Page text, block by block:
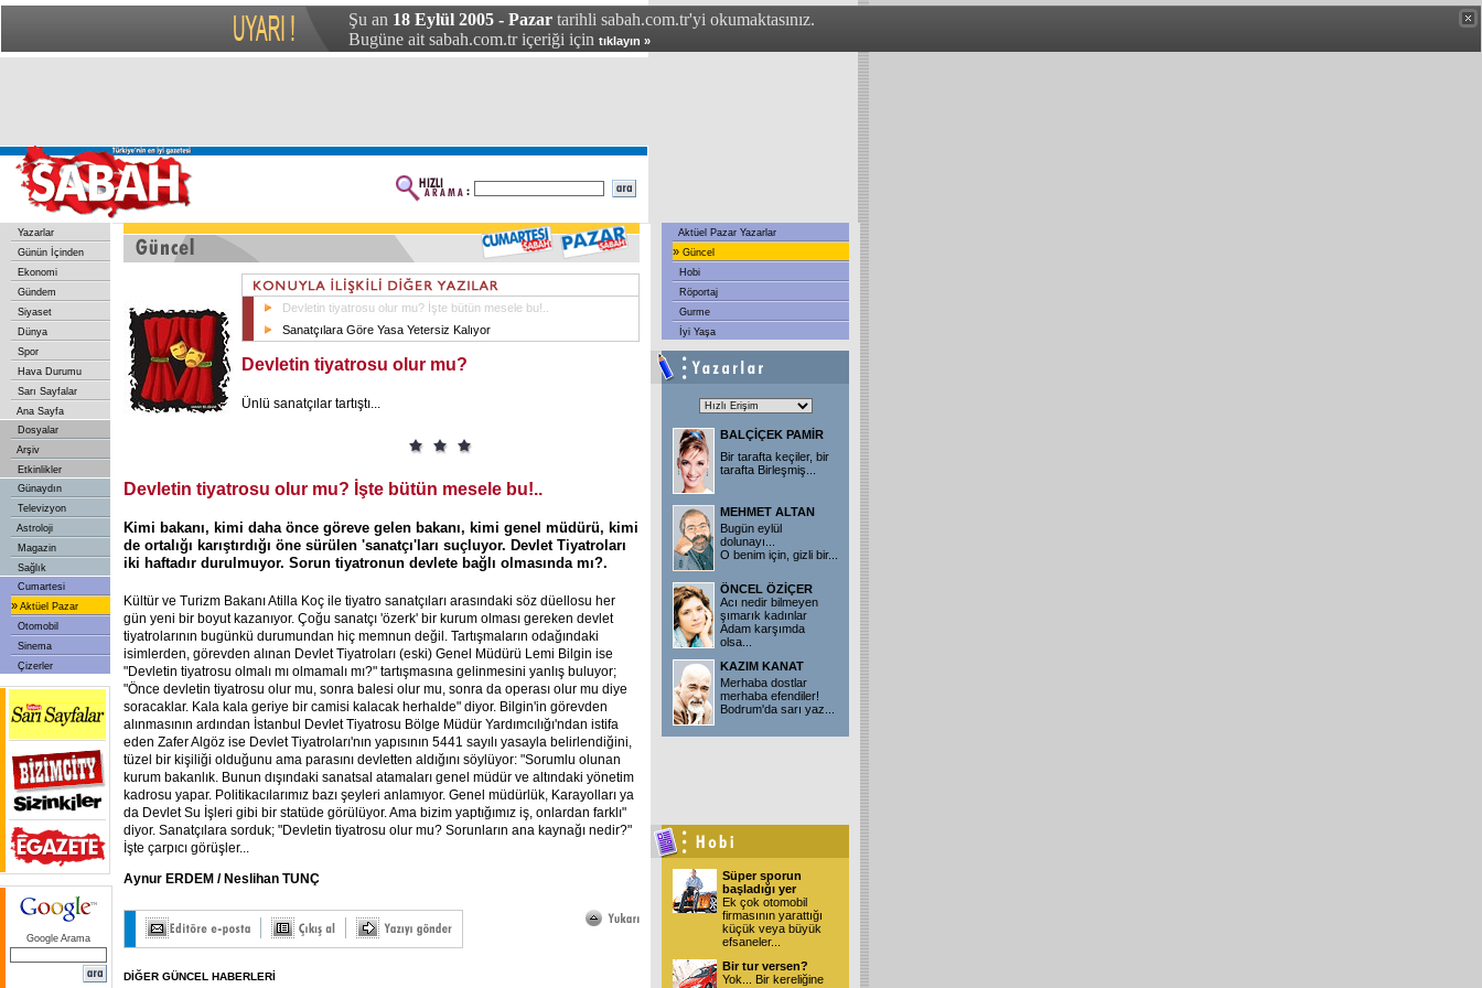
Şu an 18 Eylül 2005 - Pazar tarihli sabah.com.tr'yi okumaktasınız.
Bugüne ait sabah.com.tr içeriği için tıklayın »
Yazarlar
Günün İçinden
Ekonomi
Gündem
Siyaset
Dünya
Spor
Hava Durumu
Sarı Sayfalar
Ana Sayfa
Dosyalar
Arşiv
Etkinlikler
Günaydın
Televizyon
Astroloji
Magazin
Sağlık
Cumartesi
» Aktüel Pazar
Otomobil
Sinema
Çizerler
Google Arama
Devletin tiyatrosu olur mu? İşte bütün mesele bu!..
Sanatçılara Göre Yasa Yetersiz Kalıyor
Devletin tiyatrosu olur mu?
Ünlü sanatçılar tartıştı...
Devletin tiyatrosu olur mu? İşte bütün mesele bu!..
Kimi bakanı, kimi daha önce göreve gelen bakanı, kimi genel müdürü, kimi
de ortalığı karıştırdığı öne sürülen 'sanatçı'ları suçluyor. Devlet Tiyatroları
iki haftadır durulmuyor. Sorun tiyatronun devlete bağlı olmasında mı?.
Kültür ve Turizm Bakanı Atilla Koç ile tiyatro sanatçıları arasındaki söz düellosu her
gün yeni bir boyut kazanıyor. Çoğu sanatçı 'özerk' bir kurum olması gereken devlet
tiyatrolarının bugünkü durumundan hiç memnun değil. Tartışmaların odağındaki
isimlerden, görevden alınan Devlet Tiyatroları (eski) Genel Müdürü Lemi Bilgin ise
"Devletin tiyatrosu olmalı mı olmamalı mı?" tartışmasına gelinmesini yanlış buluyor;
"Önce devletin tiyatrosu olur mu, sonra balesi olur mu, sonra da operası olur mu diye
soracaklar. Kala kala geriye bir camisi kalacak herhalde" diyor. Bilgin'in görevden
alınmasının ardından İstanbul Devlet Tiyatrosu Bölge Müdür Yardımcılığı'ndan istifa
eden Zafer Algöz ise Devlet Tiyatroları'nın yapısının 5441 sayılı yasayla belirlendiğini,
tüzel bir kişiliği olduğunu ama parasını devletten aldığını söylüyor: "Sorumlu olunan
kurum bakanlık. Bunun dışındaki sanatsal atamaları genel müdür ve altındaki yönetim
kadrosu yapar. Politikacılarımız bazı şeyleri anlamıyor. Genel müdürlük, Karayolları ya
da Devlet Su İşleri gibi bir statüde görülüyor. Ama bizim yaptığımız iş, onlardan farklı"
diyor. Sanatçılara sorduk; "Devletin tiyatrosu olur mu? Sorunların ana kaynağı nedir?"
İşte çarpıcı görüşler...
Aynur ERDEM / Neslihan TUNÇ
DİĞER GÜNCEL HABERLERİ
Aktüel Pazar Yazarlar
» Güncel
Hobi
Röportaj
Gurme
İyi Yaşa
BALÇİÇEK PAMİR
Bir tarafta keçiler, bir
tarafta Birleşmiş
MEHMET ALTAN
Bugün eylül
dolunayı...
O benim için, gizli bir...
ÖNCEL ÖZİÇER
Acı nedir bilmeyen
şımarık kadınlar
Adam karşımda
olsa
KAZIM KANAT
Merhaba dostlar
merhaba efendiler!
Bodrum'da sarı yaz
Süper sporun
başladığı yer
Ek çok otomobil
firmasının yarattığı
küçük veya büyük
efsaneler...
Bir tur versen?
Yok... Bir kereliğine